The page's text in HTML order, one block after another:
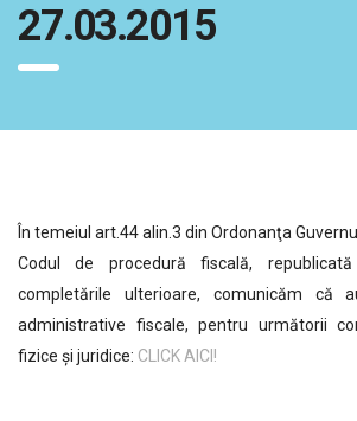
27.03.2015
În temeiul art.44 alin.3 din Ordonanţa
Codul de procedură fiscală,
completările ulterioare, comunicăm că
administrative fiscale, pentru următorii
fizice şi juridice: CLICK AICI!